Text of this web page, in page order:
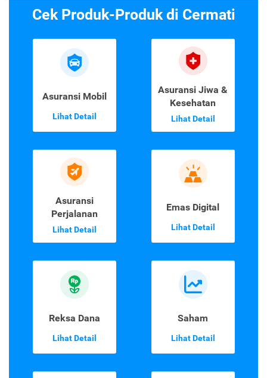
Cek Produk-Produk di Cermati
Asuransi Mobil
Lihat Detail
Asuransi Jiwa &
Kesehatan
Lihat Detail
Asuransi
Perjalanan
Lihat Detail
Emas Digital
Lihat Detail
Reksa Dana
Lihat Detail
Saham
Lihat Detail